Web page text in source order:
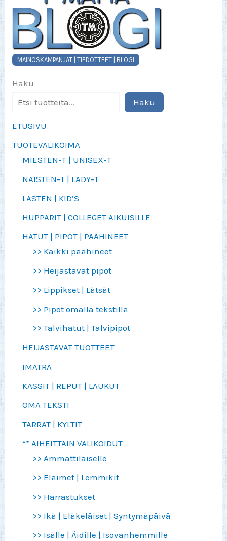
MAINOSKAMPANJAT | TIEDOTTEET | BLOGI
Haku
Haku
ETUSIVU
TUOTEVALIKOIMA
MIESTEN-T | UNISEX-T
NAISTEN-T | LADY-T
LASTEN | KID’S
HUPPARIT | COLLEGET AIKUISILLE
HATUT | PIPOT | PÄÄHINEET
>> Kaikki päähineet
>> Heijastavat pipot
>> Lippikset | Lätsät
>> Pipot omalla tekstillä
>> Talvihatut | Talvipipot
HEIJASTAVAT TUOTTEET
IMATRA
KASSIT | REPUT | LAUKUT
OMA TEKSTI
TARRAT | KYLTIT
** AIHEITTAIN VALIKOIDUT
>> Ammattilaiselle
>> Eläimet | Lemmikit
>> Harrastukset
>> Ikä | Eläkeläiset | Syntymäpäivä
>> Isälle | Äidille | Isovanhemmille